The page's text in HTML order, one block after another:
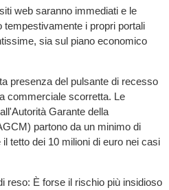
web saranno immediati e le
tempestivamente i propri portali
sia sul piano economico
presenza del pulsante di recesso
commerciale scorretta. Le
Garante della
partono da un minimo di
tetto dei 10 milioni di euro nei casi
reso: È forse il rischio più insidioso